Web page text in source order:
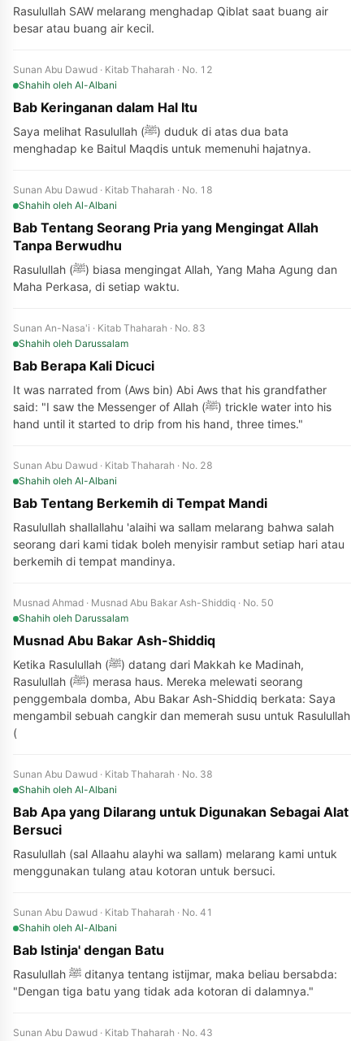
Rasulullah SAW melarang menghadap Qiblat saat buang air
besar atau buang air kecil.
Sunan Abu Dawud · Kitab Thaharah · No. 12
Shahih oleh Al-Albani
Bab Keringanan dalam Hal Itu
Saya melihat Rasulullah (ﷺ) duduk di atas dua bata
menghadap ke Baitul Maqdis untuk memenuhi hajatnya.
Sunan Abu Dawud · Kitab Thaharah · No. 18
Shahih oleh Al-Albani
Bab Tentang Seorang Pria yang Mengingat Allah
Tanpa Berwudhu
Rasulullah (ﷺ) biasa mengingat Allah, Yang Maha Agung dan
Maha Perkasa, di setiap waktu.
Sunan An-Nasa'i · Kitab Thaharah · No. 83
Shahih oleh Darussalam
Bab Berapa Kali Dicuci
It was narrated from (Aws bin) Abi Aws that his grandfather
said: "I saw the Messenger of Allah (ﷺ) trickle water into his
hand until it started to drip from his hand, three times."
Sunan Abu Dawud · Kitab Thaharah · No. 28
Shahih oleh Al-Albani
Bab Tentang Berkemih di Tempat Mandi
Rasulullah shallallahu 'alaihi wa sallam melarang bahwa salah
seorang dari kami tidak boleh menyisir rambut setiap hari atau
berkemih di tempat mandinya.
Musnad Ahmad · Musnad Abu Bakar Ash-Shiddiq · No. 50
Shahih oleh Darussalam
Musnad Abu Bakar Ash-Shiddiq
Ketika Rasulullah (ﷺ) datang dari Makkah ke Madinah,
Rasulullah (ﷺ) merasa haus. Mereka melewati seorang
penggembala domba, Abu Bakar Ash-Shiddiq berkata: Saya
mengambil sebuah cangkir dan memerah susu untuk Rasulullah
(
Sunan Abu Dawud · Kitab Thaharah · No. 38
Shahih oleh Al-Albani
Bab Apa yang Dilarang untuk Digunakan Sebagai Alat
Bersuci
Rasulullah (sal Allaahu alayhi wa sallam) melarang kami untuk
menggunakan tulang atau kotoran untuk bersuci.
Sunan Abu Dawud · Kitab Thaharah · No. 41
Shahih oleh Al-Albani
Bab Istinja' dengan Batu
Rasulullah ﷺ ditanya tentang istijmar, maka beliau bersabda:
"Dengan tiga batu yang tidak ada kotoran di dalamnya."
Sunan Abu Dawud · Kitab Thaharah · No. 43